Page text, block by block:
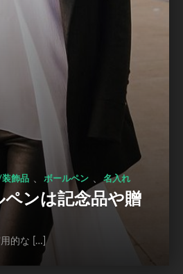
飾品 ボールペン 名入れ
ペンは記念品や贈
的な […]